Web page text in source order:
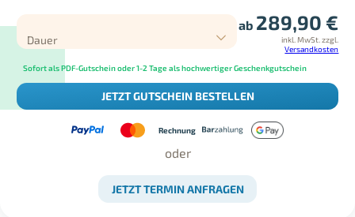
Dauer
ab 289,90 €
inkl. MwSt. zzgl.
Versandkosten
Sofort als PDF-Gutschein oder 1-2 Tage als hochwertiger Geschenkgutschein
JETZT GUTSCHEIN BESTELLEN
Rechnung
oder
JETZT TERMIN ANFRAGEN